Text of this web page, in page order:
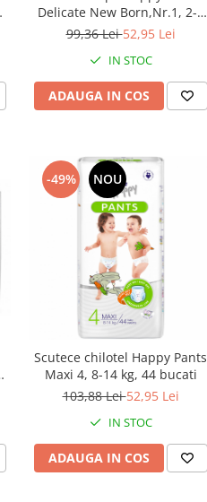
Delicate New Born,Nr.1, 2-5
kg, 82 buc
99,36 Lei52,95 Lei
IN STOC
ADAUGA IN COS
-49% NOU
Scutece chilotel Happy Pants
Maxi 4, 8-14 kg, 44 bucati
103,88 Lei52,95 Lei
IN STOC
ADAUGA IN COS